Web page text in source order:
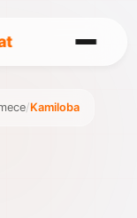
/Kamiloba